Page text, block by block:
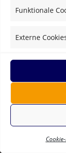
Funktionale
Externe